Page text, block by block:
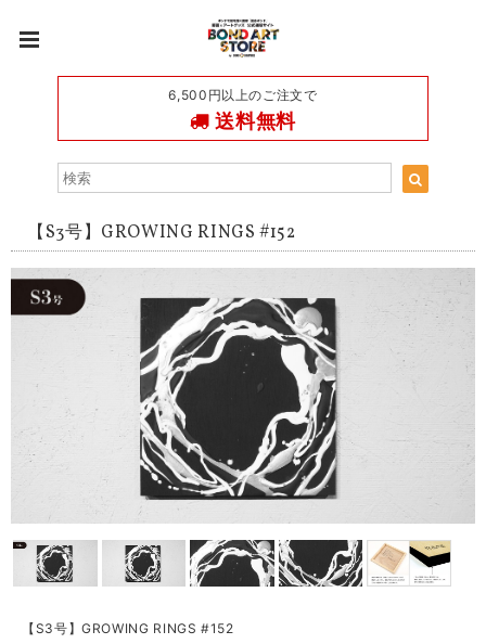
6,500円以上のご注文で
送料無料
【S3号】GROWING RINGS #152
【S3号】GROWING RINGS #152